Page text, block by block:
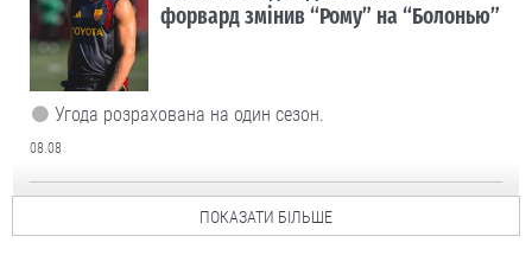
форвард змінив “Рому” на “Болонью”
Угода розрахована на один сезон.
08.08
ПОКАЗАТИ БІЛЬШЕ